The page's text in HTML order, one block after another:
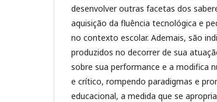
desenvolver outras facetas dos
aquisição da fluência tecnológica e
no contexto escolar. Ademais, são
produzidos no decorrer de sua
sobre sua performance e a modifica
e crítico, rompendo paradigmas e
educacional, a medida que se